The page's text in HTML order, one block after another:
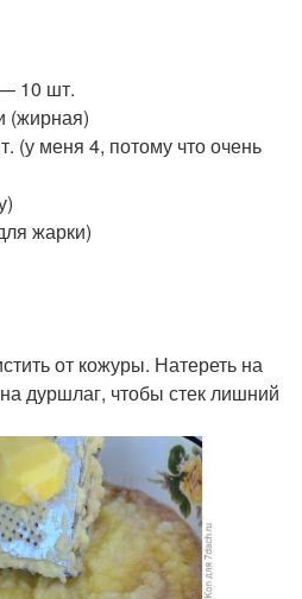
10 шт.
(жирная)
(у меня 4, потому что очень
жарки)
от кожуры. Натереть на
дуршлаг, чтобы стек лишний